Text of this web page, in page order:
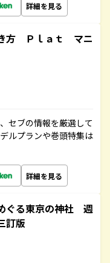
詳細を見る
方 Ｐｌａｔ マニ
セブの情報を厳選して
ルプランや巻頭特集は
詳細を見る
ぐる東京の神社 週
訂版